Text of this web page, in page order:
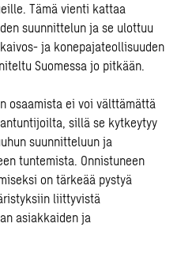
Tämä vienti kattaa
suunnittelun ja se ulottuu
ja konepajateollisuuden
Suomessa jo pitkään.
osaamista ei voi välttämättä
sillä se kytkeytyy
suunnitteluun ja
tuntemista. Onnistuneen
on tärkeää pystyä
liittyvistä
asiakkaiden ja